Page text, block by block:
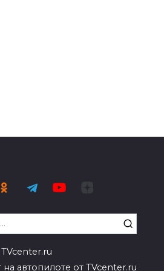
на автопилоте от TVcenter.ru